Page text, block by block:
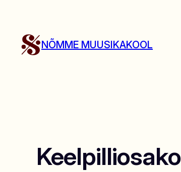
juurde
NÕMME MUUSIKAKOOL